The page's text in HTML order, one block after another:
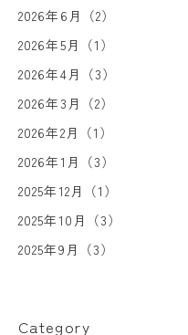
2026年6月（2）
2026年5月（1）
2026年4月（3）
2026年3月（2）
2026年2月（1）
2026年1月（3）
2025年12月（1）
2025年10月（3）
2025年9月（3）
Category